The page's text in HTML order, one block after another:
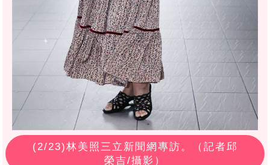
(2/23)林美照三立新聞網專訪。（記者邱
榮吉/攝影）